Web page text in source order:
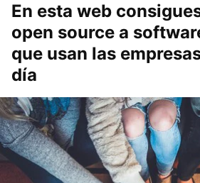
En esta web
open source a
que usan las
día